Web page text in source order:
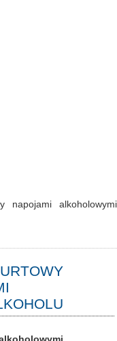
napojami alkoholowymi